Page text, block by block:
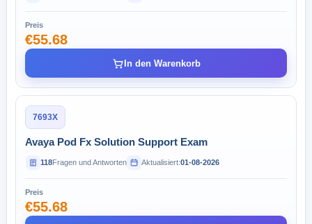
Preis
€55.68
In den Warenkorb
7693X
Avaya Pod Fx Solution Support Exam
118Fragen und Antworten Aktualisiert:01-08-2026
Preis
€55.68